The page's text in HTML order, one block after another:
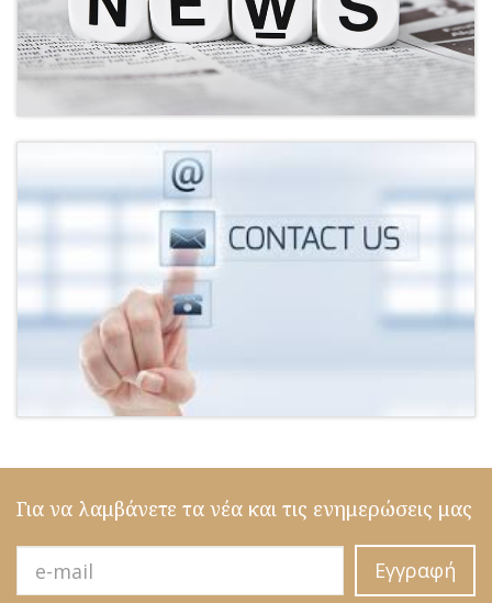
Για να λαμβάνετε τα νέα και τις ενημερώσεις μας
Εγγραφή